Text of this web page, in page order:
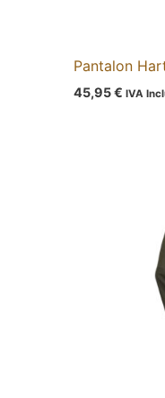
Pantalon
45,95€ IVA